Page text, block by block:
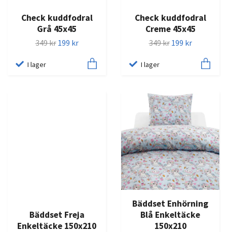
Check kuddfodral
Grå 45x45
349 kr 199 kr
I lager
Check kuddfodral
Creme 45x45
349 kr 199 kr
I lager
Bäddset Freja
Enkeltäcke 150x210
Bäddset Enhörning
Blå Enkeltäcke
150x210